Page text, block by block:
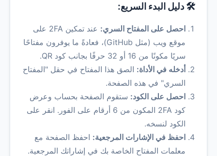
🛠️ دليل البدء السريع:
احصل على المفتاح السري:
عند تمكين 2FA على
موقع ويب (مثل GitHub)، فعادةً ما يوفرون مفتاحًا
سريًا مكونًا من 16 أو 32 حرفًا بجانب كود QR.
أدخله في الأداة: الصق هذا المفتاح في حقل "المفتاح
السري" في هذه الصفحة.
احصل على الكود: ستقوم الصفحة بحساب وعرض
كود 2FA المكون من 6 أرقام على الفور. انقر على
الكود لنسخه.
احفظ في الإشارات المرجعية: احفظ الصفحة مع
معلمات المفتاح الخاصة بك في إشاراتك المرجعية.